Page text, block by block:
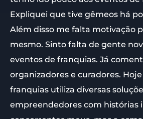
Expliquei que tive gêmeos há
Além disso me falta motivação
mesmo. Sinto falta de gente
eventos de franquias. Já
organizadores e curadores.
franquias utiliza diversas
empreendedores com histórias